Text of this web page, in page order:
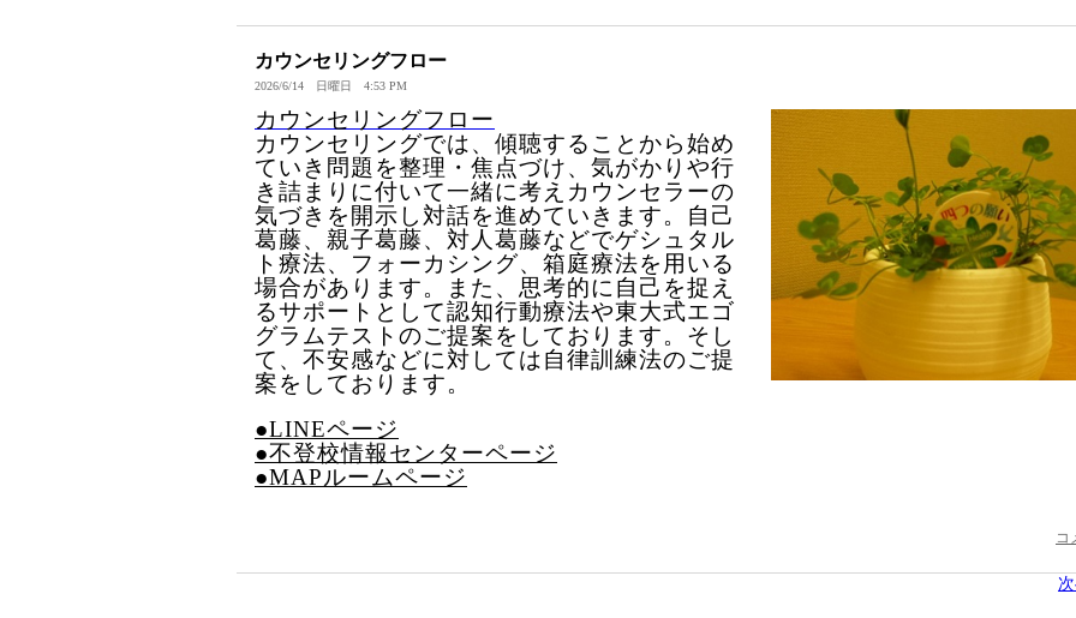
カウンセリングフロー
2026/6/14 日曜日 4:53 PM
カウンセリングフロー
カウンセリングでは、傾聴することから始め
ていき問題を整理・焦点づけ、気がかりや行
き詰まりに付いて一緒に考えカウンセラーの
気づきを開示し対話を進めていきます。自己
葛藤、親子葛藤、対人葛藤などでゲシュタル
ト療法、フォーカシング、箱庭療法を用いる
場合があります。また、思考的に自己を捉え
るサポートとして認知行動療法や東大式エゴ
グラムテストのご提案をしております。そし
て、不安感などに対しては自律訓練法のご提
案をしております。
●LINEページ
●不登校情報センターページ
●MAPルームページ
コ